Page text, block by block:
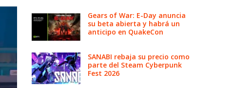
Gears of War: E-Day anuncia
su beta abierta y habrá un
anticipo en QuakeCon
SANABI rebaja su precio como
parte del Steam Cyberpunk
Fest 2026